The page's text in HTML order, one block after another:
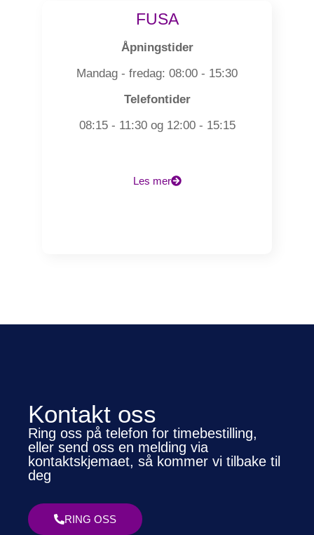
FUSA
Åpningstider
Mandag - fredag: 08:00 - 15:30
Telefontider
08:15 - 11:30 og 12:00 - 15:15
Les mer
Kontakt oss
Ring oss på telefon for timebestilling,
eller send oss en melding via
kontaktskjemaet, så kommer vi tilbake til
deg
RING OSS